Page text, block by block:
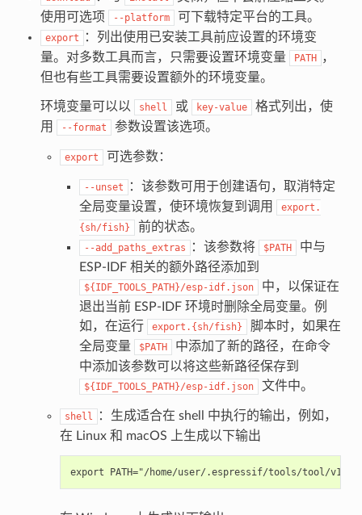
使用可选项
--platform 可下载特定平台的工具。
export
：列出使用已安装工具前应设置的环境变
量。对多数工具而言，只需要设置环境变量
PATH ，
但也有些工具需要设置额外的环境变量。
环境变量可以以 shell 或 key-value
格式列出，使
用
--format 参数设置该选项。
export 可选参数：
--unset
：该参数可用于创建语句，取消特定
全局变量设置，使环境恢复到调用
export.
{sh/fish}
前的状态。
--add_paths_extras ：该参数将 $PATH
中与
ESP-IDF 相关的额外路径添加到
${IDF_TOOLS_PATH}/esp-idf.json
中，以保证在
退出当前 ESP-IDF 环境时删除全局变量。例
如，在运行
export.{sh/fish}
脚本时，如果在
全局变量
$PATH
中添加了新的路径，在命令
中添加该参数可以将这些新路径保存到
${IDF_TOOLS_PATH}/esp-idf.json 文件中。
shell
：生成适合在 shell 中执行的输出，例如，
在 Linux 和 macOS 上生成以下输出